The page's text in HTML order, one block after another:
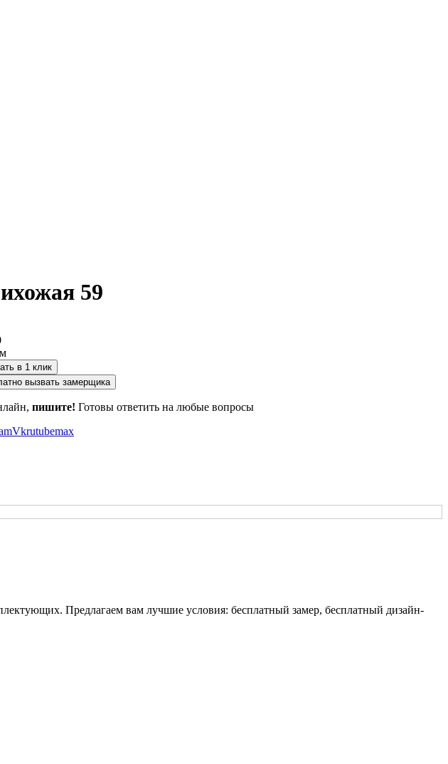
59
в 1 клик
вызвать замерщика
пишите! Готовы ответить на любые вопросы
Vkrutubemax
Предлагаем вам лучшие условия: бесплатный замер, бесплатный дизайн-